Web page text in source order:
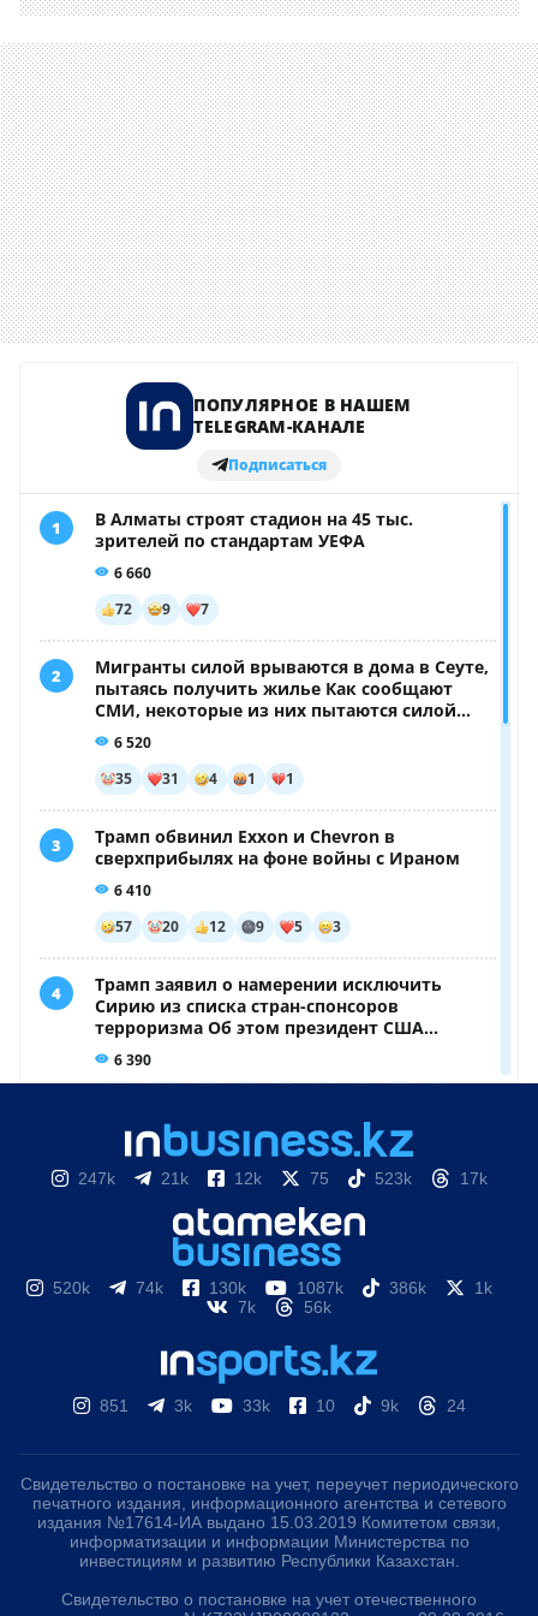
247k 21k 12k 75 523k 17k
520k 74k 130k 1087k 386k
1k
7k
56k
851 3k 33k 10 9k 24
Свидетельство о постановке на учет, переучет периодического
печатного издания, информационного агентства и сетевого
издания №17614-ИА выдано 15.03.2019 Комитетом связи,
информатизации и информации Министерства по
инвестициям и развитию Республики Казахстан.
Свидетельство о постановке на учет отечественного